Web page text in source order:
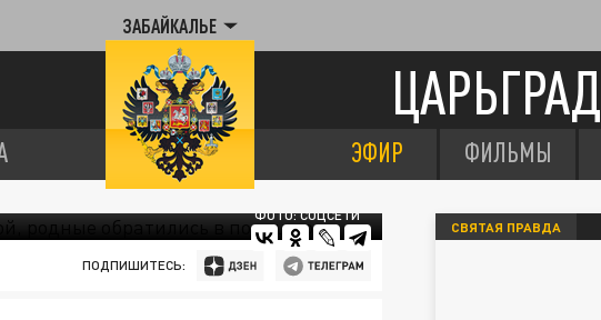
ЗАБАЙКАЛЬЕ
ЦАРЬГРАД
ЭФИР ФИЛЬМЫ
ФОТО: СОЦСЕТИ
ПОДПИШИТЕСЬ:
СВЯТАЯ ПРАВДА